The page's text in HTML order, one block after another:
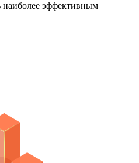
наиболее эффективным